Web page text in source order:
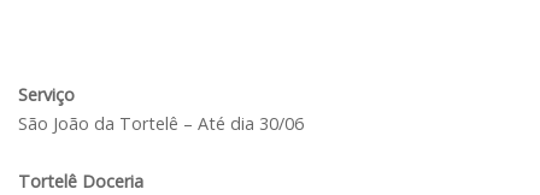
Serviço
São João da Tortelê – Até dia 30/06
Tortelê Doceria